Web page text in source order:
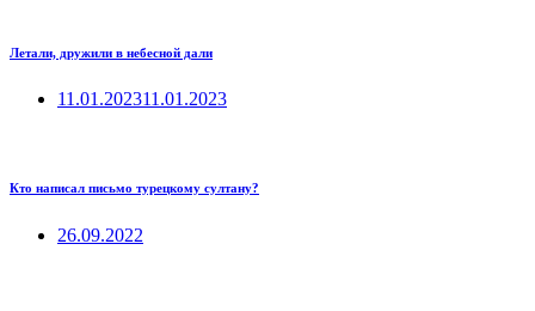
Летали, дружили в небесной дали
11.01.202311.01.2023
Кто написал письмо турецкому султану?
26.09.2022